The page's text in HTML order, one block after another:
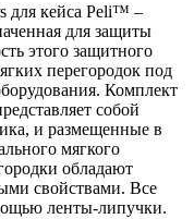
для кейса Peli™ –
для защиты
этого защитного
перегородок под
Комплект
собой
и размещенные в
мягкого
обладают
свойствами. Все
ленты-липучки.